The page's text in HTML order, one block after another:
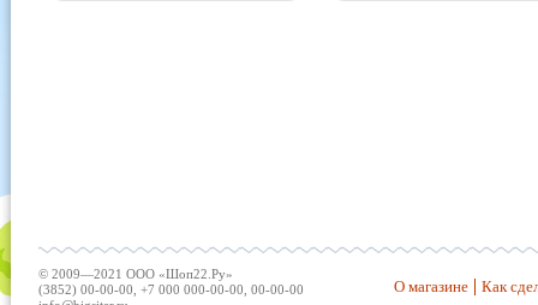
© 2009—2021 ООО «Шоп22.Ру»
(3852) 00-00-00, +7 000 000-00-00, 00-00-00
О магазине Как